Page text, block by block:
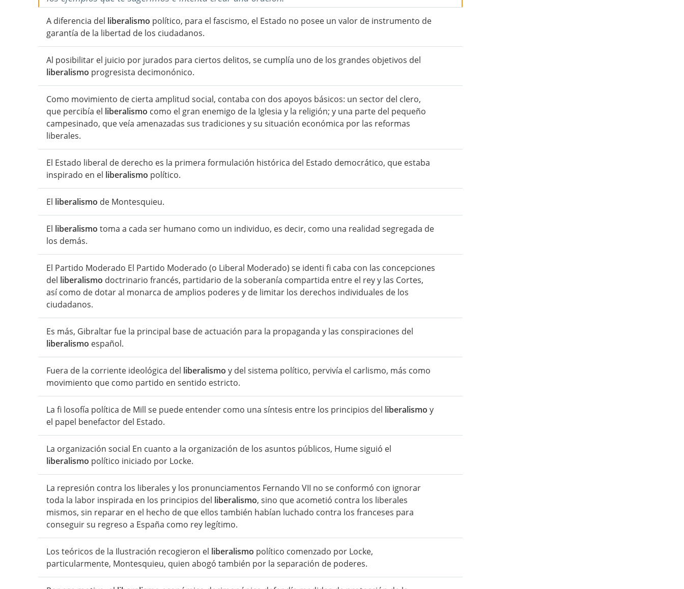
A diferencia del liberalismo político, para el fascismo, el Estado no posee un valor de instrumento de
garantía de la libertad de los ciudadanos.
Al posibilitar el juicio por jurados para ciertos delitos, se cumplía uno de los grandes objetivos del
liberalismo progresista decimonónico.
Como movimiento de cierta amplitud social, contaba con dos apoyos básicos: un sector del clero,
que percibía el liberalismo como el gran enemigo de la Iglesia y la religión; y una parte del pequeño
campesinado, que veía amenazadas sus tradiciones y su situación económica por las reformas
liberales.
El Estado liberal de derecho es la primera formulación histórica del Estado democrático, que estaba
inspirado en el liberalismo político.
El liberalismo de Montesquieu.
El liberalismo toma a cada ser humano como un individuo, es decir, como una realidad segregada de
los demás.
El Partido Moderado El Partido Moderado (o Liberal Moderado) se identi fi caba con las concepciones
del liberalismo doctrinario francés, partidario de la soberanía compartida entre el rey y las Cortes,
así como de dotar al monarca de amplios poderes y de limitar los derechos individuales de los
ciudadanos.
Es más, Gibraltar fue la principal base de actuación para la propaganda y las conspiraciones del
liberalismo español.
Fuera de la corriente ideológica del liberalismo y del sistema político, pervivía el carlismo, más como
movimiento que como partido en sentido estricto.
La fi losofía política de Mill se puede entender como una síntesis entre los principios del liberalismo y
el papel benefactor del Estado.
La organización social En cuanto a la organización de los asuntos públicos, Hume siguió el
liberalismo político iniciado por Locke.
La represión contra los liberales y los pronunciamentos Fernando VII no se conformó con ignorar
toda la labor inspirada en los principios del liberalismo, sino que acometió contra los liberales
mismos, sin reparar en el hecho de que ellos también habían luchado contra los franceses para
conseguir su regreso a España como rey legítimo.
Los teóricos de la Ilustración recogieron el liberalismo político comenzado por Locke,
particularmente, Montesquieu, quien abogó también por la separación de poderes.